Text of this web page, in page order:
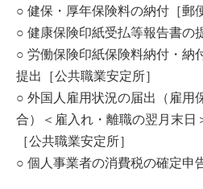
○ 健保・厚年保険料の納付［郵
○ 健康保険印紙受払等報告書の
○ 労働保険印紙保険料納付・納
提出［公共職業安定所］
○ 外国人雇用状況の届出（雇用
合）＜雇入れ・離職の翌月末日
［公共職業安定所］
○ 個人事業者の消費税の確定申